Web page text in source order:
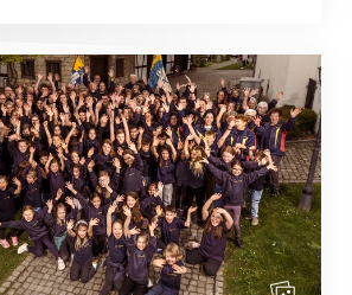
selbstverständlich ist